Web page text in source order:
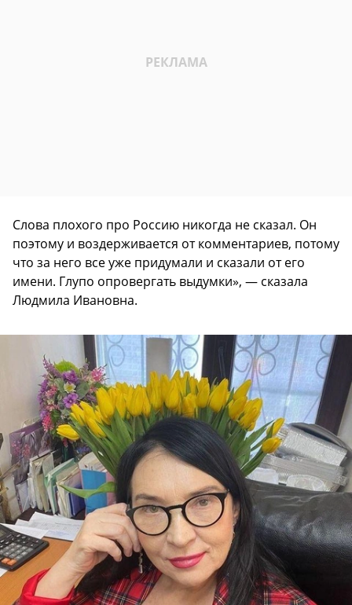
Слова плохого про Россию никогда не сказал. Он
поэтому и воздерживается от комментариев, потому
что за него все уже придумали и сказали от его
имени. Глупо опровергать выдумки», — сказала
Людмила Ивановна.